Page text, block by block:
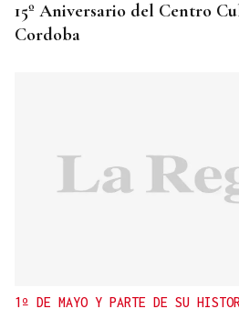
15º Aniversario del Centro
Cordoba
1º DE MAYO Y PARTE DE SU